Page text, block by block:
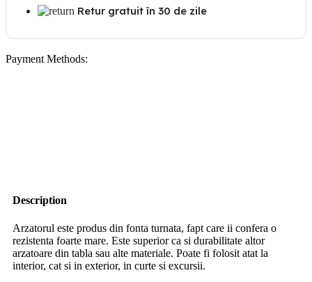
Retur gratuit în 30 de zile
Payment Methods:
Description
Arzatorul este produs din fonta turnata, fapt care ii confera o
rezistenta foarte mare. Este superior ca si durabilitate altor
arzatoare din tabla sau alte materiale. Poate fi folosit atat la
interior, cat si in exterior, in curte si excursii.